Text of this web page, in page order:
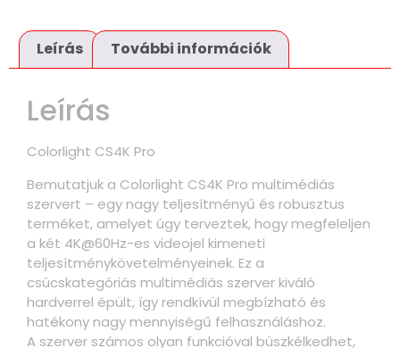
Leírás További információk
Leírás
Colorlight CS4K Pro
Bemutatjuk a Colorlight CS4K Pro multimédiás
szervert – egy nagy teljesítményű és robusztus
terméket, amelyet úgy terveztek, hogy megfeleljen
a két 4K@60Hz-es videojel kimeneti
teljesítménykövetelményeinek. Ez a
csúcskategóriás multimédiás szerver kiváló
hardverrel épült, így rendkívül megbízható és
hatékony nagy mennyiségű felhasználáshoz.
A szerver számos olyan funkcióval büszkélkedhet,